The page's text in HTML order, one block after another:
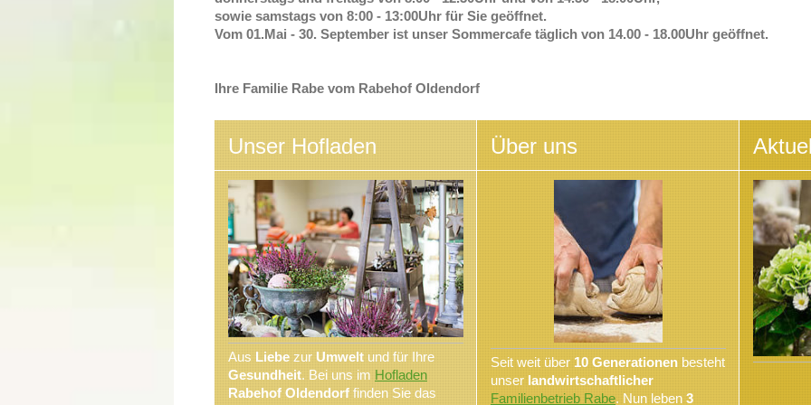
sowie samstags von 8:00 - 13:00Uhr für Sie geöffnet.
Vom 01.Mai - 30. September ist unser Sommercafe täglich von 14.00 - 18.00Uhr geöffnet.
Ihre Familie Rabe vom Rabehof Oldendorf
Unser Hofladen
Aus Liebe zur Umwelt und für Ihre
Gesundheit. Bei uns im Hofladen
Rabehof Oldendorf finden Sie das
Über uns
Seit weit über 10 Generationenbesteht
unser landwirtschaftlicher
Familienbetrieb Rabe. Nun leben 3